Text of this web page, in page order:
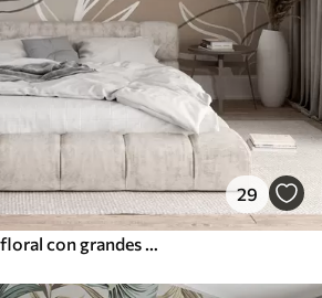
29
Elegante estampado floral con grandes flores y hojas de líneas abstractas en tonos grises y beige sobre fondo claro